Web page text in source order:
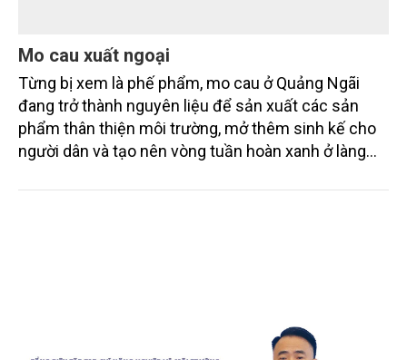
Mo cau xuất ngoại
Từng bị xem là phế phẩm, mo cau ở Quảng Ngãi
đang trở thành nguyên liệu để sản xuất các sản
phẩm thân thiện môi trường, mở thêm sinh kế cho
người dân và tạo nên vòng tuần hoàn xanh ở làng
chén, dĩa... từ mo cau đã được thị trường trong nước